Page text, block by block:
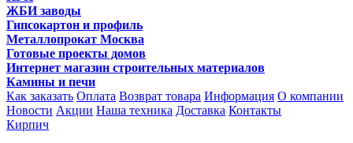
ЖБИ заводы
Гипсокартон и профиль
Металлопрокат Москва
Готовые проекты домов
Интернет магазин строительных материалов
Камины и печи
Как заказать Оплата Возврат товара Информация О компании
Новости Акции Наша техника Доставка Контакты
Кирпич